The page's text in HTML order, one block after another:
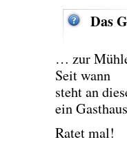
Das
… zur
Seit wann
steht an
ein
Ratet mal!